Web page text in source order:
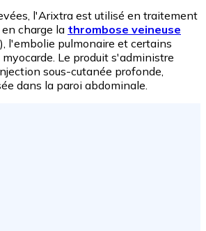
l'Arixtra est utilisé en traitement
charge la thrombose veineuse
l'embolie pulmonaire et certains
Le produit s'administre
sous-cutanée profonde,
dans la paroi abdominale.